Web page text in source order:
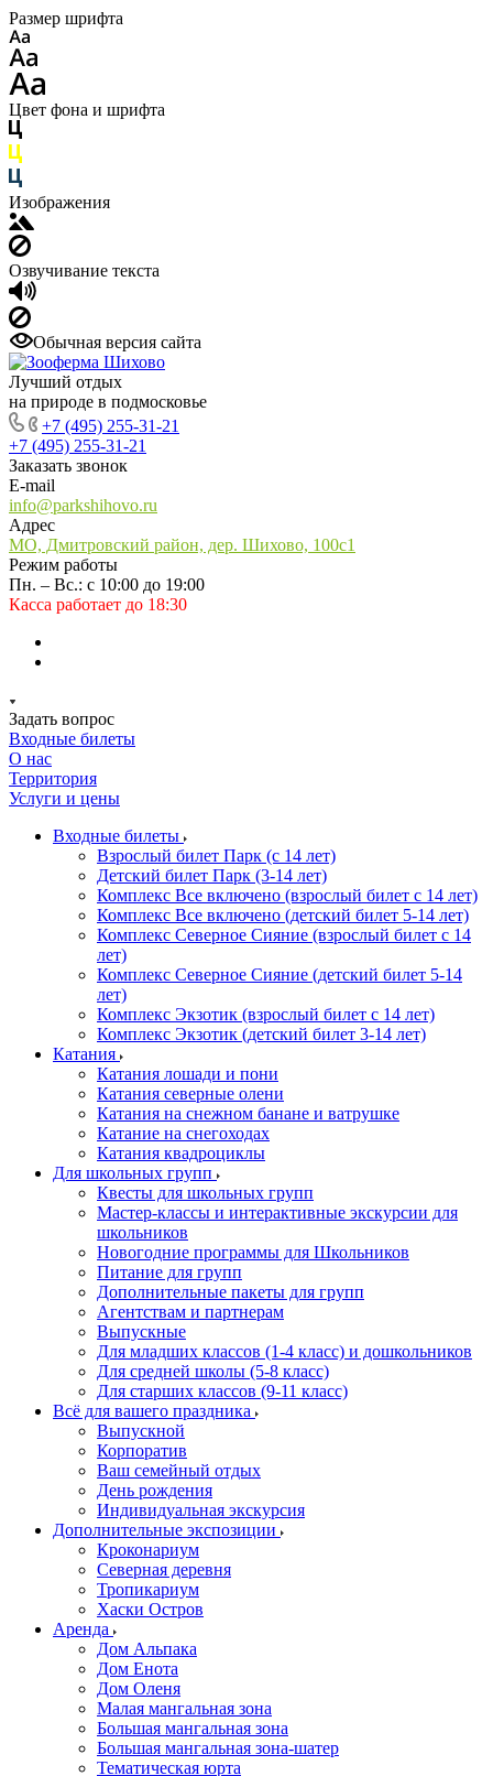
Размер шрифта
Цвет фона и шрифта
Изображения
Озвучивание текста
Обычная версия сайта
Лучший отдых
на природе в подмосковье
+7 (495) 255-31-21
+7 (495) 255-31-21
Заказать звонок
E-mail
info@parkshihovo.ru
Адрес
МО, Дмитровский район, дер. Шихово, 100с1
Режим работы
Пн. – Вс.: с 10:00 до 19:00
Касса работает до 18:30
Задать вопрос
Входные билеты
О нас
Территория
Услуги и цены
Входные билеты
Взрослый билет Парк (с 14 лет)
Детский билет Парк (3-14 лет)
Комплекс Все включено (взрослый билет с 14 лет)
Комплекс Все включено (детский билет 5-14 лет)
Комплекс Северное Сияние (взрослый билет с 14
лет)
Комплекс Северное Сияние (детский билет 5-14
лет)
Комплекс Экзотик (взрослый билет с 14 лет)
Комплекс Экзотик (детский билет 3-14 лет)
Катания
Катания лошади и пони
Катания северные олени
Катания на снежном банане и ватрушке
Катание на снегоходах
Катания квадроциклы
Для школьных групп
Квесты для школьных групп
Мастер-классы и интерактивные экскурсии для
школьников
Новогодние программы для Школьников
Питание для групп
Дополнительные пакеты для групп
Агентствам и партнерам
Выпускные
Для младших классов (1-4 класс) и дошкольников
Для средней школы (5-8 класс)
Для старших классов (9-11 класс)
Всё для вашего праздника
Выпускной
Корпоратив
Ваш семейный отдых
День рождения
Индивидуальная экскурсия
Дополнительные экспозиции
Кроконариум
Северная деревня
Тропикариум
Хаски Остров
Аренда
Дом Альпака
Дом Енота
Дом Оленя
Малая мангальная зона
Большая мангальная зона
Большая мангальная зона-шатер
Тематическая юрта